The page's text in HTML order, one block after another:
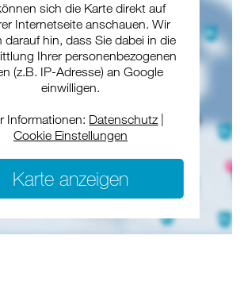
sich die Karte direkt auf
Internetseite anschauen. Wir
darauf hin, dass Sie dabei in die
Ihrer personenbezogenen
(z.B. IP-Adresse) an Google
einwilligen.
Informationen: Datenschutz
Cookie Einstellungen
Karte anzeigen